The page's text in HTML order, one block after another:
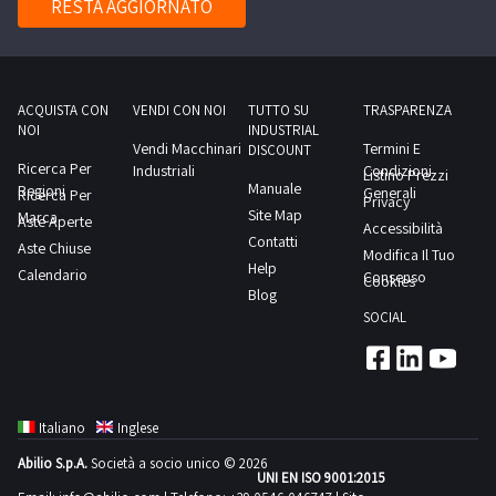
dal
giorno
NOTE
PER
tempistica
prevista
concordato:
mezza
RESTA AGGIORNATO
ACQUISTA CON
NOI
Ricerca Per
Regioni
Ricerca Per
Marca
Aste Aperte
Aste Chiuse
Calendario
VENDI CON NOI
Vendi Macchinari
Industriali
TUTTO SU
INDUSTRIAL
DISCOUNT
Manuale
Site Map
Contatti
Help
Blog
TRASPARENZA
Termini E
Condizioni
Generali
Listino Prezzi
Privacy
Accessibilità
Modifica Il Tuo
Consenso
Cookies
SOCIAL
Italiano
Inglese
Abilio S.p.A.Società a socio unico © 2026
UNI EN ISO 9001:2015